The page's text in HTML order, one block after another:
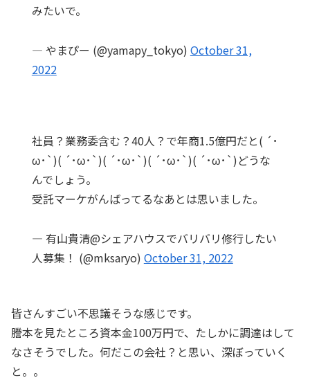
みたいで。
— やまぴー (@yamapy_tokyo) October 31,
2022
社員？業務委含む？40人？で年商1.5億円だと( ´･
ω･`)( ´･ω･`)( ´･ω･`)( ´･ω･`)( ´･ω･`)どうな
んでしょう。
受託マーケがんばってるなあとは思いました。
— 有山貴清@シェアハウスでバリバリ修行したい
人募集！ (@mksaryo) October 31, 2022
皆さんすごい不思議そうな感じです。
謄本を見たところ資本金100万円で、たしかに調達はして
なさそうでした。何だこの会社？と思い、深ぼっていく
と。。